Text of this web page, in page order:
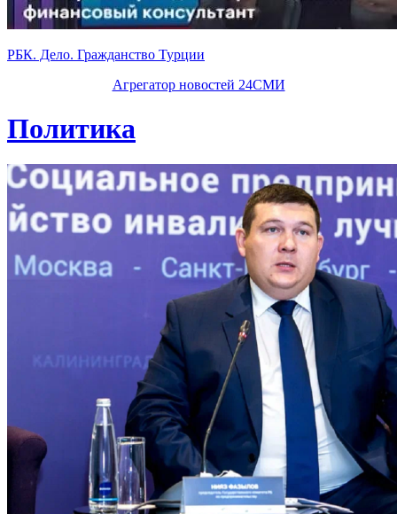
РБК. Дело. Гражданство Турции
Агрегатор новостей 24СМИ
Политика